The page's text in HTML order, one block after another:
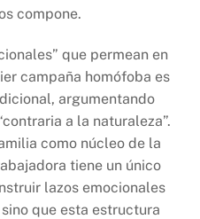
compone.
que permean en
campaña homófoba es
argumentando
a la naturaleza”.
como núcleo de la
tiene un único
lazos emocionales
que esta estructura